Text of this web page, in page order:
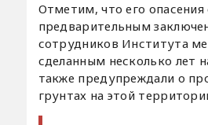
Отметим, что его опасения
предварительным
сотрудников Института
сделанным несколько лет
также предупреждали о
грунтах на этой